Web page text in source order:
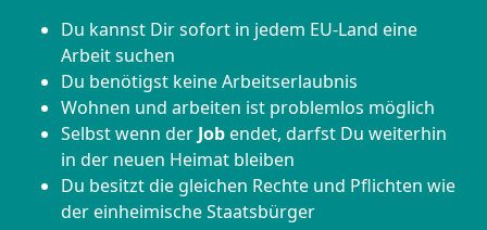
Du kannst Dir sofort in jedem EU-Land eine
Arbeit suchen
Du benötigst keine Arbeitserlaubnis
Wohnen und arbeiten ist problemlos möglich
Selbst wenn der Jobendet, darfst Du weiterhin
in der neuen Heimat bleiben
Du besitzt die gleichen Rechte und Pflichten wie
der einheimische Staatsbürger